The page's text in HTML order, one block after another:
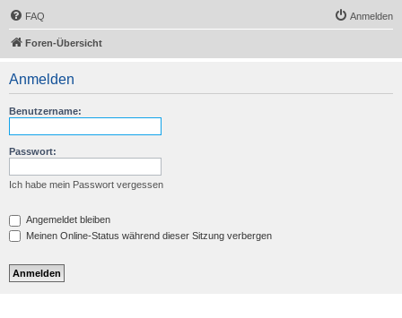
FAQ Anmelden
Foren-Übersicht
Anmelden
Benutzername:
Passwort:
Ich habe mein Passwort vergessen
Angemeldet bleiben
Meinen Online-Status während dieser Sitzung verbergen